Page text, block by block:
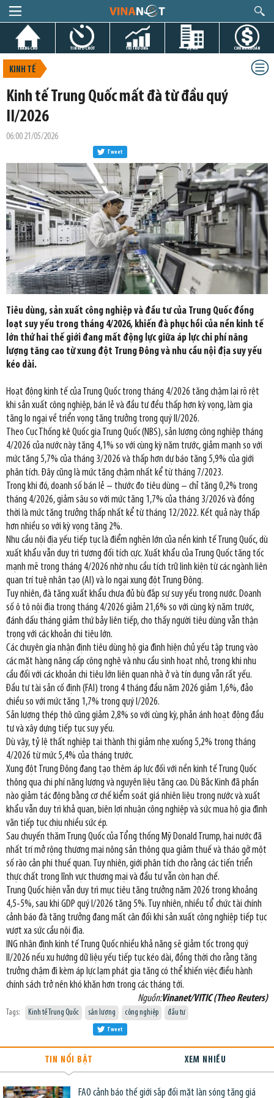
TRANG CHỦ TIN GIỜ CHÓT THỊ TRƯỜNG DỰ ÁN CHỨNG KHOÁN
KINH TẾ
Kinh tế Trung Quốc mất đà từ đầu quý
II/2026
06:00 21/05/2026
Tweet
Tiêu dùng, sản xuất công nghiệp và đầu tư của Trung Quốc đồng
loạt suy yếu trong tháng 4/2026, khiến đà phục hồi của nền kinh tế
lớn thứ hai thế giới đang mất động lực giữa áp lực chi phí năng
lượng tăng cao từ xung đột Trung Đông và nhu cầu nội địa suy yếu
kéo dài.
Hoạt động kinh tế của Trung Quốc trong tháng 4/2026 tăng chậm lại rõ rệt
khi sản xuất công nghiệp, bán lẻ và đầu tư đều thấp hơn kỳ vọng, làm gia
tăng lo ngại về triển vọng tăng trưởng trong quý II/2026.
Theo Cục Thống kê Quốc gia Trung Quốc (NBS), sản lượng công nghiệp tháng
4/2026 của nước này tăng 4,1% so với cùng kỳ năm trước, giảm mạnh so với
mức tăng 5,7% của tháng 3/2026 và thấp hơn dự báo tăng 5,9% của giới
phân tích. Đây cũng là mức tăng chậm nhất kể từ tháng 7/2023.
Trong khi đó, doanh số bán lẻ – thước đo tiêu dùng – chỉ tăng 0,2% trong
tháng 4/2026, giảm sâu so với mức tăng 1,7% của tháng 3/2026 và đồng
thời là mức tăng trưởng thấp nhất kể từ tháng 12/2022. Kết quả này thấp
hơn nhiều so với kỳ vọng tăng 2%.
Nhu cầu nội địa yếu tiếp tục là điểm nghẽn lớn của nền kinh tế Trung Quốc, dù
xuất khẩu vẫn duy trì tương đối tích cực. Xuất khẩu của Trung Quốc tăng tốc
mạnh mẽ trong tháng 4/2026 nhờ nhu cầu tích trữ linh kiện từ các ngành liên
quan trí tuệ nhân tạo (AI) và lo ngại xung đột Trung Đông.
Tuy nhiên, đà tăng xuất khẩu chưa đủ bù đắp sự suy yếu trong nước. Doanh
số ô tô nội địa trong tháng 4/2026 giảm 21,6% so với cùng kỳ năm trước,
đánh dấu tháng giảm thứ bảy liên tiếp, cho thấy người tiêu dùng vẫn thận
trọng với các khoản chi tiêu lớn.
Các chuyên gia nhận định tiêu dùng hộ gia đình hiện chủ yếu tập trung vào
các mặt hàng nâng cấp công nghệ và nhu cầu sinh hoạt nhỏ, trong khi nhu
cầu đối với các khoản chi tiêu lớn liên quan nhà ở và tín dụng vẫn rất yếu.
Đầu tư tài sản cố định (FAI) trong 4 tháng đầu năm 2026 giảm 1,6%, đảo
chiều so với mức tăng 1,7% trong quý I/2026.
Sản lượng thép thô cũng giảm 2,8% so với cùng kỳ, phản ánh hoạt động đầu
tư và xây dựng tiếp tục suy yếu.
Dù vậy, tỷ lệ thất nghiệp tại thành thị giảm nhẹ xuống 5,2% trong tháng
4/2026 từ mức 5,4% của tháng trước.
Xung đột Trung Đông đang tạo thêm áp lực đối với nền kinh tế Trung Quốc
thông qua chi phí năng lượng và nguyên liệu tăng cao. Dù Bắc Kinh đã phần
nào giảm tác động bằng cơ chế kiểm soát giá nhiên liệu trong nước và xuất
khẩu vẫn duy trì khả quan, biên lợi nhuận công nghiệp và sức mua hộ gia đình
vãn tiếp tục chịu nhiều sức ép.
Sau chuyến thăm Trung Quốc của Tổng thống Mỹ Donald Trump, hai nước đã
nhất trí mở rộng thương mại nông sản thông qua giảm thuế và tháo gỡ một
số rào cản phi thuế quan. Tuy nhiên, giới phân tích cho rằng các tiến triển
thực chất trong lĩnh vực thương mại và đầu tư vẫn còn hạn chế.
Trung Quốc hiện vẫn duy trì mục tiêu tăng trưởng năm 2026 trong khoảng
4,5-5%, sau khi GDP quý I/2026 tăng 5%. Tuy nhiên, nhiều tổ chức tài chính
cảnh báo đà tăng trưởng đang mất cân đối khi sản xuất công nghiệp tiếp tục
vượt xa sức cầu nội địa.
ING nhận định kinh tế Trung Quốc nhiều khả năng sẽ giảm tốc trong quý
II/2026 nếu xu hướng dữ liệu yếu tiếp tục kéo dài, đồng thời cho rằng tăng
trưởng chậm đi kèm áp lực lạm phát gia tăng có thể khiến việc điều hành
chính sách trở nên khó khăn hơn trong các tháng tới.
Nguồn:Vinanet/VITIC (Theo Reuters)
Tags: Kinh tế Trung Quốc sản lượng công nghiệp đầu tư
Tweet
TIN NỔI BẬT XEM NHIỀU
FAO cảnh báo thế giới sắp đối mặt làn sóng tăng giá